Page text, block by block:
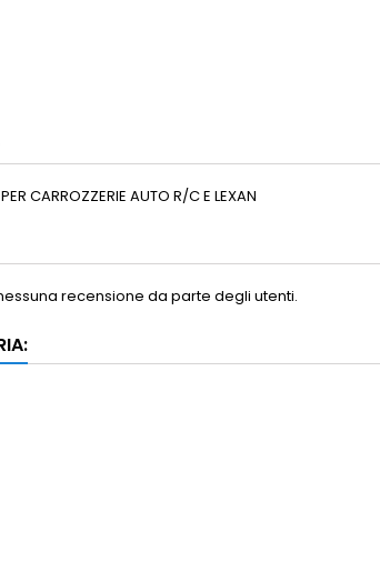
CARROZZERIE AUTO R/C E LEXAN
recensione da parte degli utenti.